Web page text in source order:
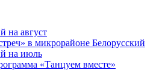
на август
в микрорайоне Белорусский
на июль
«Танцуем вместе»